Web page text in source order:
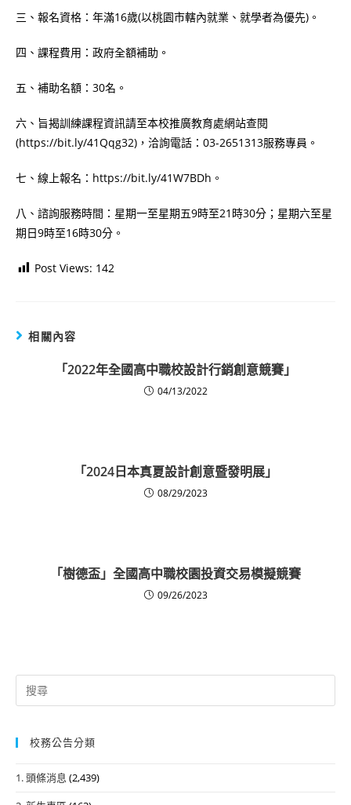
三、報名資格：年滿16歲(以桃園市轄內就業、就學者為優先)。
四、課程費用：政府全額補助。
五、補助名額：30名。
六、旨揭訓練課程資訊請至本校推廣教育處網站查閱
(https://bit.ly/41Qqg32)，洽詢電話：03-2651313服務專員。
七、線上報名：https://bit.ly/41W7BDh。
八、諮詢服務時間：星期一至星期五9時至21時30分；星期六至星
期日9時至16時30分。
Post Views: 142
相關內容
「2022年全國高中職校設計行銷創意競賽」
04/13/2022
「2024日本真夏設計創意暨發明展」
08/29/2023
「樹德盃」全國高中職校園投資交易模擬競賽
09/26/2023
Search
for:
校務公告分類
1. 頭條消息 (2,439)